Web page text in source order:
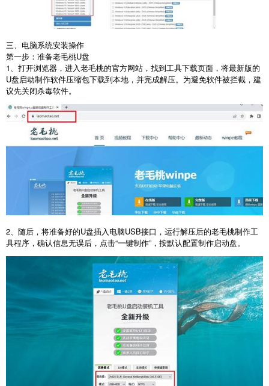
三、电脑系统安装操作
第一步：准备老毛桃U盘
1、打开浏览器，进入老毛桃的官方网站，找到工具下载页面，将最新版的
U盘启动制作软件压缩包下载到本地，并完成解压。为避免软件被拦截，建
议先关闭杀毒软件。
2、随后，将准备好的U盘插入电脑USB接口，运行解压后的老毛桃制作工
具程序，确认信息无误后，点击“一键制作”，按默认配置制作启动盘。